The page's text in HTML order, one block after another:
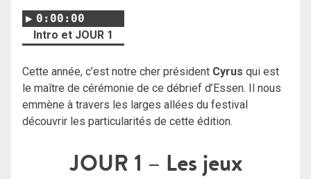
0:00:00
Intro et JOUR 1
Cette année, c’est notre cher président Cyrus qui est
le maître de cérémonie de ce débrief d’Essen. Il nous
emmène à travers les larges allées du festival
découvrir les particularités de cette édition.
JOUR 1 – Les jeux